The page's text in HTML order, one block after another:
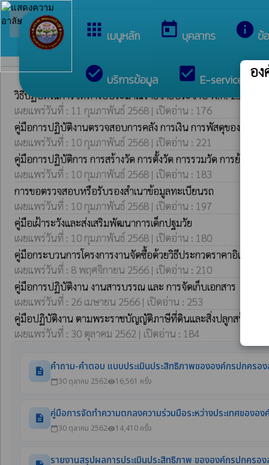
apps เมนูหลัก today บุคลากร info ข้
check_circle บริการข้อมูล check_box E-services
arrow_back_iosกลับเมนูหลัก ยินดีต้อนรับสู่เว็บไซต์ข
คู่มือการปฏิบัติงาน
วิธีปฏิบัติในการจัดทำงบประมาณรายจ่ายประจำปี พ.ศ. 2568 ข
เผยแพร่วันที่ : 11 กุมภาพันธ์ 2568 | เปิดอ่าน : 176
คู่มือการปฏิบัติงานตรวจสอบการคลัง การเงิน การพัสดุของอปท.
เผยแพร่วันที่ : 10 กุมภาพันธ์ 2568 | เปิดอ่าน : 221
คู่มือการปฏิบัติการ การสร้างวัด การตั้งวัด การรวมวัด การย้ายวั
เผยแพร่วันที่ : 10 กุมภาพันธ์ 2568 | เปิดอ่าน : 183
การขอตรวจสอบหรือรับรองสำเนาข้อมูลทะเบียนรถ
เผยแพร่วันที่ : 10 กุมภาพันธ์ 2568 | เปิดอ่าน : 197
คู่มือเฝ้าระวังและส่งเสริมพัฒนาการเด็กปฐมวัย
เผยแพร่วันที่ : 10 กุมภาพันธ์ 2568 | เปิดอ่าน : 180
คู่มือกระบวนการโครงการงานจัดซื้อด้วยวิธีประกวดราคาอิเล็ก
เผยแพร่วันที่ : 8 พฤศจิกายน 2566 | เปิดอ่าน : 210
คู่มือการปฏิบัติงาน งานสารบรรณ และ การจัดเก็บเอกสาร
เผยแพร่วันที่ : 26 เมษายน 2566 | เปิดอ่าน : 253
คู่มือปฏิบัติงาน ตามพระราชบัญญัติภาษีที่ดินและสิ่งปลูกสร้าง พ.
เผยแพร่วันที่ : 30 ตุลาคม 2562 | เปิดอ่าน : 184
อ